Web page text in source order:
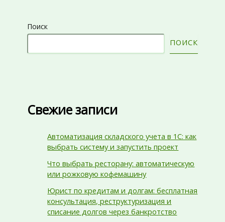
Поиск
ПОИСК
Свежие записи
Автоматизация складского учета в 1С: как
выбрать систему и запустить проект
Что выбрать ресторану: автоматическую
или рожковую кофемашину
Юрист по кредитам и долгам: бесплатная
консультация, реструктуризация и
списание долгов через банкротство